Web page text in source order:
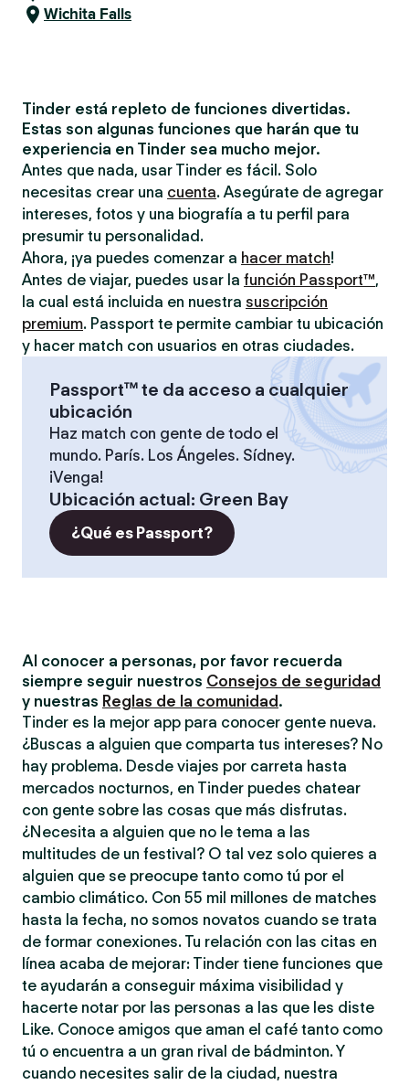
Wichita Falls
Tinder está repleto de funciones divertidas.
Estas son algunas funciones que harán que tu
experiencia en Tinder sea mucho mejor.
Antes que nada, usar Tinder es fácil. Solo
necesitas crear una cuenta. Asegúrate de agregar
intereses, fotos y una biografía a tu perfil para
presumir tu personalidad.
Ahora, ¡ya puedes comenzar a hacer match!
Antes de viajar, puedes usar la función Passport™,
la cual está incluida en nuestra suscripción
premium. Passport te permite cambiar tu ubicación
y hacer match con usuarios en otras ciudades.
Passport™ te da acceso a cualquier
ubicación
Haz match con gente de todo el
mundo. París. Los Ángeles. Sídney.
¡Venga!
Ubicación actual: Green Bay
¿Qué es Passport?
Al conocer a personas, por favor recuerda
siempre seguir nuestros Consejos de seguridad
y nuestras Reglas de la comunidad .
Tinder es la mejor app para conocer gente nueva.
¿Buscas a alguien que comparta tus intereses? No
hay problema. Desde viajes por carreta hasta
mercados nocturnos, en Tinder puedes chatear
con gente sobre las cosas que más disfrutas.
¿Necesita a alguien que no le tema a las
multitudes de un festival? O tal vez solo quieres a
alguien que se preocupe tanto como tú por el
cambio climático. Con 55 mil millones de matches
hasta la fecha, no somos novatos cuando se trata
de formar conexiones. Tu relación con las citas en
línea acaba de mejorar: Tinder tiene funciones que
te ayudarán a conseguir máxima visibilidad y
hacerte notar por las personas a las que les diste
Like. Conoce amigos que aman el café tanto como
tú o encuentra a un gran rival de bádminton. Y
cuando necesites salir de la ciudad, nuestra